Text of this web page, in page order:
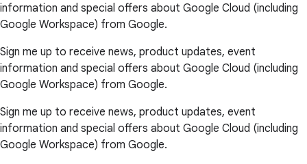
information and special offers about Google Cloud (including
Google Workspace) from Google.
Sign me up to receive news, product updates, event
information and special offers about Google Cloud (including
Google Workspace) from Google.
Sign me up to receive news, product updates, event
information and special offers about Google Cloud (including
Google Workspace) from Google.